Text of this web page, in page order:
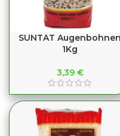
SUNTAT Augenbohnen
1Kg
3,39 €